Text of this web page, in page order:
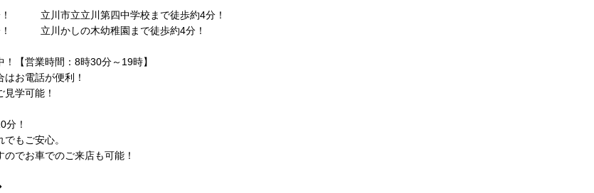
分！ 立川市立立川第四中学校まで徒歩約4分！
！ 立川かしの木幼稚園まで徒歩約4分！
【営業時間：8時30分～19時】
お電話が便利！
学可能！
分！
もご安心。
でお車でのご来店も可能！